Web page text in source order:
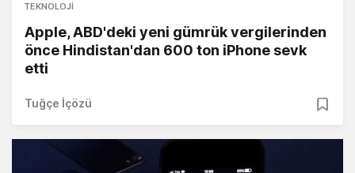
TEKNOLOJI
Apple, ABD'deki yeni gümrük vergilerinden
önce Hindistan'dan 600 ton iPhone sevk
etti
Tuğçe İçözü